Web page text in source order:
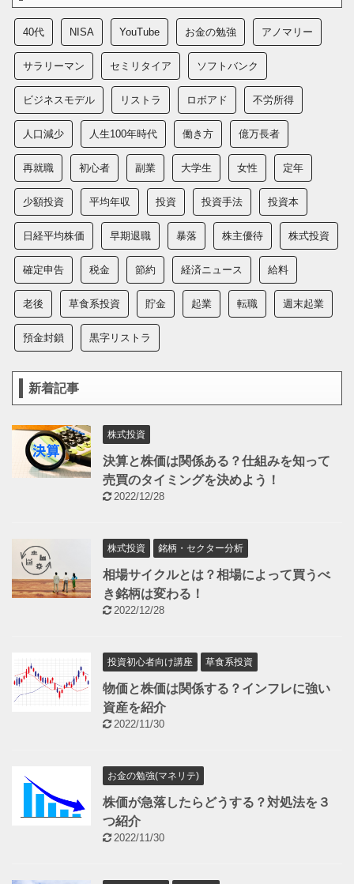
40代 NISA YouTube お金の勉強 アノマリー
サラリーマン セミリタイア ソフトバンク
ビジネスモデル リストラ ロボアド 不労所得
人口減少 人生100年時代 働き方 億万長者
再就職 初心者 副業 大学生 女性 定年
少額投資 平均年収 投資 投資手法 投資本
日経平均株価 早期退職 暴落 株主優待 株式投資
確定申告 税金 節約 経済ニュース 給料
老後 草食系投資 貯金 起業 転職 週末起業
預金封鎖 黒字リストラ
新着記事
株式投資
決算と株価は関係ある？仕組みを知って
売買のタイミングを決めよう！
2022/12/28
株式投資 銘柄・セクター分析
相場サイクルとは？相場によって買うべ
き銘柄は変わる！
2022/12/28
投資初心者向け講座 草食系投資
物価と株価は関係する？インフレに強い
資産を紹介
2022/11/30
お金の勉強(マネリテ)
株価が急落したらどうする？対処法を３
つ紹介
2022/11/30